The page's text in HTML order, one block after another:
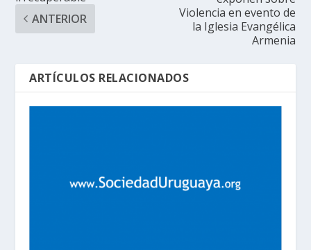
ANTERIOR
Violencia en evento de
la Iglesia Evangélica
Armenia
ARTÍCULOS RELACIONADOS